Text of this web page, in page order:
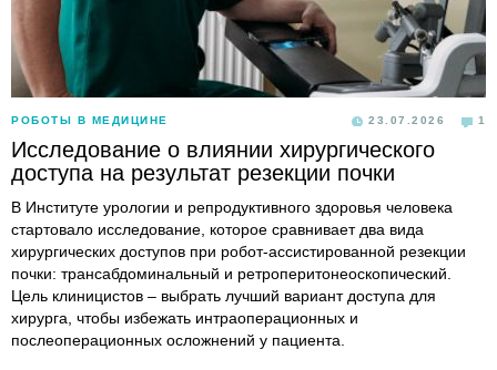
РОБОТЫ В МЕДИЦИНЕ 23.07.2026 1
Исследование о влиянии хирургического
доступа на результат резекции почки
В Институте урологии и репродуктивного здоровья человека
стартовало исследование, которое сравнивает два вида
хирургических доступов при робот-ассистированной резекции
почки: трансабдоминальный и ретроперитонеоскопический.
Цель клиницистов – выбрать лучший вариант доступа для
хирурга, чтобы избежать интраоперационных и
послеоперационных осложнений у пациента.